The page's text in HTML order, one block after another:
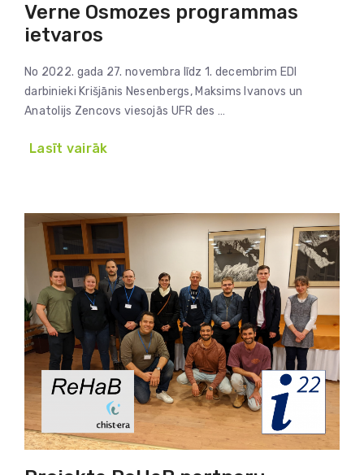
Verne Osmozes programmas
ietvaros
No 2022. gada 27. novembra līdz 1. decembrim EDI
darbinieki Krišjānis Nesenbergs, Maksims Ivanovs un
Anatolijs Zencovs viesojās UFR des …
Lasīt vairāk